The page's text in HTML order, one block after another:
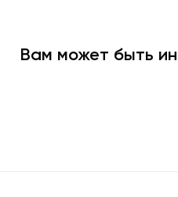
Вам может быть